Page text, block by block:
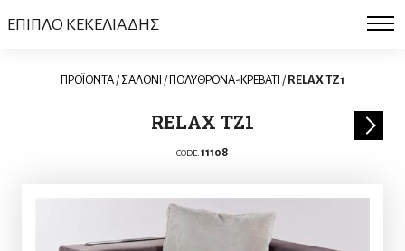
ΕΠΙΠΛΟ ΚΕΚΕΛΙΑΔΗΣ
ΠΡΟΪΟΝΤΑ / ΣΑΛΟΝΙ / ΠΟΛΥΘΡΟΝΑ-ΚΡΕΒΑΤΙ / RELAX TZ1
RELAX TZ1
CODE:11108